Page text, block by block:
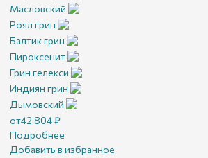
Масловский
Роял грин
Балтик грин
Пироксенит
Грин гелекси
Индиян грин
Дымовский
от42 804₽
Подробнее
Добавить в избранное